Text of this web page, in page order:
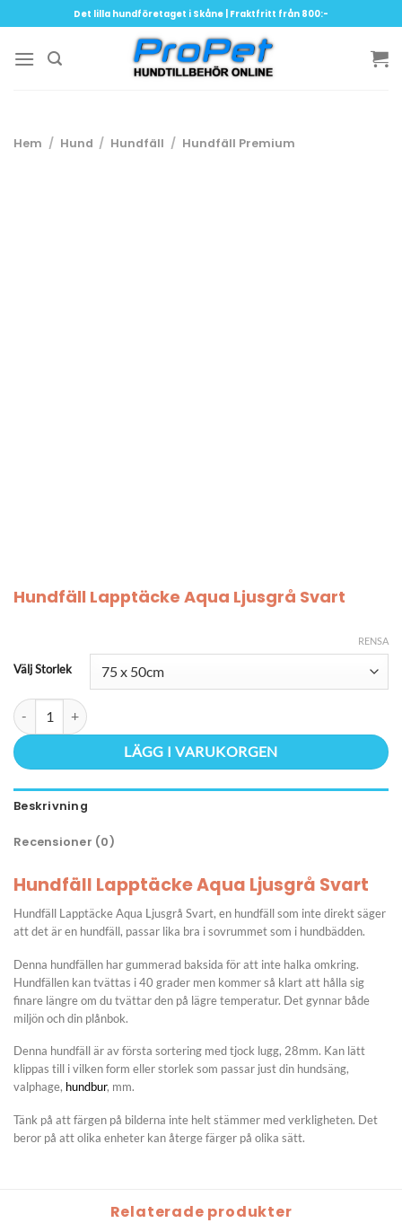
to
content
Det lilla hundföretaget i Skåne | Fraktfritt från 800:-
Hem / Hund / Hundfäll / Hundfäll Premium
Hundfäll Lapptäcke Aqua Ljusgrå Svart
Välj Storlek
RENSA
Hundfäll Lapptäcke Aqua Ljusgrå Svart mängd
LÄGG I VARUKORGEN
Beskrivning
Recensioner (0)
Hundfäll Lapptäcke Aqua Ljusgrå Svart
Hundfäll Lapptäcke Aqua Ljusgrå Svart, en hundfäll som inte direkt säger
att det är en hundfäll, passar lika bra i sovrummet som i hundbädden.
Denna hundfällen har gummerad baksida för att inte halka omkring.
Hundfällen kan tvättas i 40 grader men kommer så klart att hålla sig
finare längre om du tvättar den på lägre temperatur. Det gynnar både
miljön och din plånbok.
Denna hundfäll är av första sortering med tjock lugg, 28mm. Kan lätt
klippas till i vilken form eller storlek som passar just din hundsäng,
valphage, hundbur, mm.
Tänk på att färgen på bilderna inte helt stämmer med verkligheten. Det
beror på att olika enheter kan återge färger på olika sätt.
Relaterade produkter